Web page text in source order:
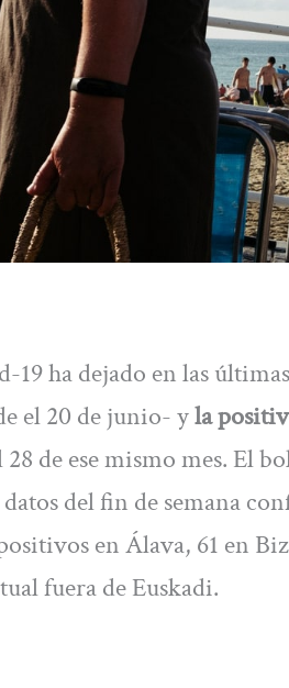
19 ha dejado en las
el 20 de junio- yla
28 de ese mismo mes. El
del fin de semana
en Álava, 61 en
fuera de Euskadi.